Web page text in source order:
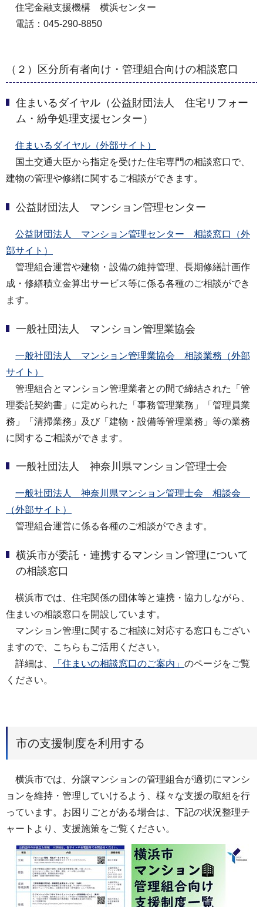
住宅金融支援機構 横浜センター
電話：045-290-8850
（２）区分所有者向け・管理組合向けの相談窓口
住まいるダイヤル（公益財団法人 住宅リフォー
ム・紛争処理支援センター）
住まいるダイヤル（外部サイト）
国土交通大臣から指定を受けた住宅専門の相談窓口で、
建物の管理や修繕に関するご相談ができます。
公益財団法人 マンション管理センター
公益財団法人 マンション管理センター 相談窓口（外
部サイト）
管理組合運営や建物・設備の維持管理、長期修繕計画作
成・修繕積立金算出サービス等に係る各種のご相談ができ
ます。
一般社団法人 マンション管理業協会
一般社団法人 マンション管理業協会 相談業務（外部
サイト）
管理組合とマンション管理業者との間で締結された「管
理委託契約書」に定められた「事務管理業務」「管理員業
務」「清掃業務」及び「建物・設備等管理業務」等の業務
に関するご相談ができます。
一般社団法人 神奈川県マンション管理士会
一般社団法人 神奈川県マンション管理士会 相談会
（外部サイト）
管理組合運営に係る各種のご相談ができます。
横浜市が委託・連携するマンション管理について
の相談窓口
横浜市では、住宅関係の団体等と連携・協力しながら、
住まいの相談窓口を開設しています。
マンション管理に関するご相談に対応する窓口もござい
ますので、こちらもご活用ください。
詳細は、
「住まいの相談窓口のご案内」 のページをご覧
ください。
市の支援制度を利用する
横浜市では、分譲マンションの管理組合が適切にマンシ
ョンを維持・管理していけるよう、様々な支援の取組を行
っています。お困りごとがある場合は、下記の状況整理チ
ャートより、支援施策をご覧ください。